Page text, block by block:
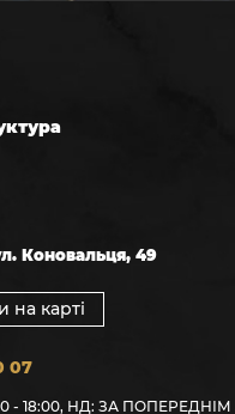
Коновальця, 49
на карті
07
- 18:00, НД: ЗА